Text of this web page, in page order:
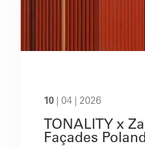
10| 04 | 2026
TONALITY x
Façades